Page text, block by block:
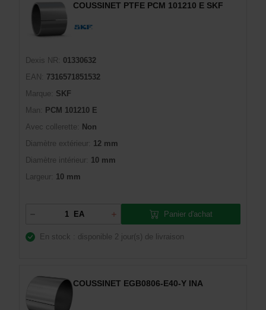
COUSSINET PTFE PCM 101210 E SKF
Dexis NR:
01330632
EAN:
7316571851532
Marque:
SKF
Man:
PCM 101210 E
Avec collerette:
Non
Diamètre extérieur: 12 mm
Diamètre intérieur: 10 mm
Largeur: 10 mm
EA Panier d'achat
En stock : disponible 2 jour(s) de livraison
COUSSINET EGB0806-E40-Y INA